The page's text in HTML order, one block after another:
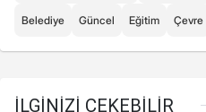
Belediye Güncel Eğitim Çevre